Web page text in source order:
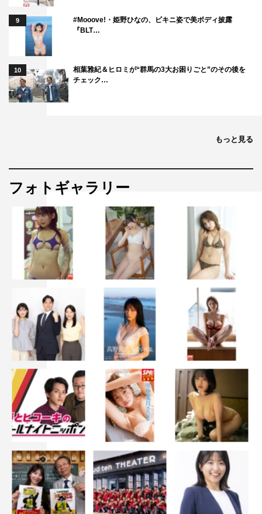
大騒ぎで、情けなかったですね（笑）。あと、菊田さんは
毎回毎回（劇中で）何かしらトラブルを起こしているの
で、そろそろ反省して、しっかりしてほしいです（笑）」
◆暑かったり、寒かったり、雨だったり…「突破交番」
は、厳しい状況下での撮影も多いですよね。
◆そんな中、撮影中の楽しみがあったら教えてください。
木下「私の撮影中の一番の楽しみは、皆さんとお弁当を食
べる時間です！朝、撮影が始まってから、昼までずっと、
お弁当のことを考えています（笑）」
番組情報
『THE突破ファイル
アメリカンポリス＆突破交番陸海空で限界ギリギリの大突
破！2時間SP』
日本テレビ系
2020年10月1日（木）後7・00～8・54
9
#Mooove!・姫野ひなの、ビキニ姿で美ボディ披露
『BLT…
10
相葉雅紀＆ヒロミが“群馬の3大お困りごと”のその後を
チェック…
もっと見る
フォトギャラリー